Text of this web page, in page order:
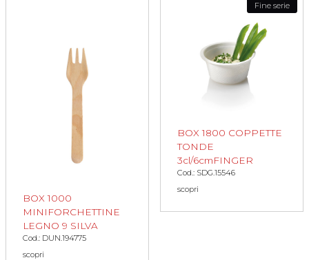
BOX 1000
MINIFORCHETTINE
LEGNO 9 SILVA
Cod.: DUN.194775
scopri
Fine serie
BOX 1800 COPPETTE
TONDE
3cl/6cmFINGER
Cod.: SDG.15546
scopri